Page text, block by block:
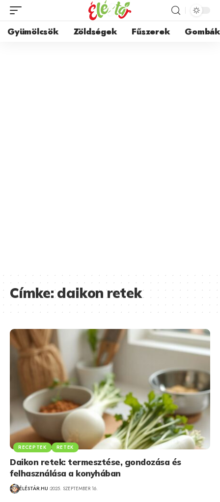
Gyümölcsök Zöldségek Fűszerek Gombák
Címke:daikon retek
RECEPTEK RETEK
Daikon retek: termesztése, gondozása és
felhasználása a konyhában
ÉLÉSTÁR.HU 2025. SZEPTEMBER 16.